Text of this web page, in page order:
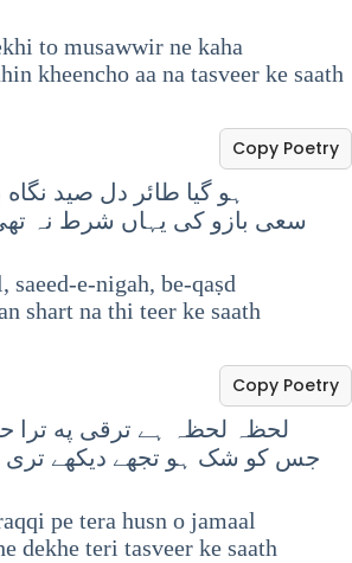
to musawwir ne kaha
kheencho aa na tasveer ke saath
ہو گیا طائر دل صید
سعی بازو کی یہاں شرط نہ
Copy Poetry
e-nigah, be-qaṣd
shart na thi teer ke saath
لحظہ لحظہ ہے ترقی په ترا
جس کو شک ہو تجھے دیکھے تری
Copy Poetry
pe tera husn o jamaal
dekhe teri tasveer ke saath